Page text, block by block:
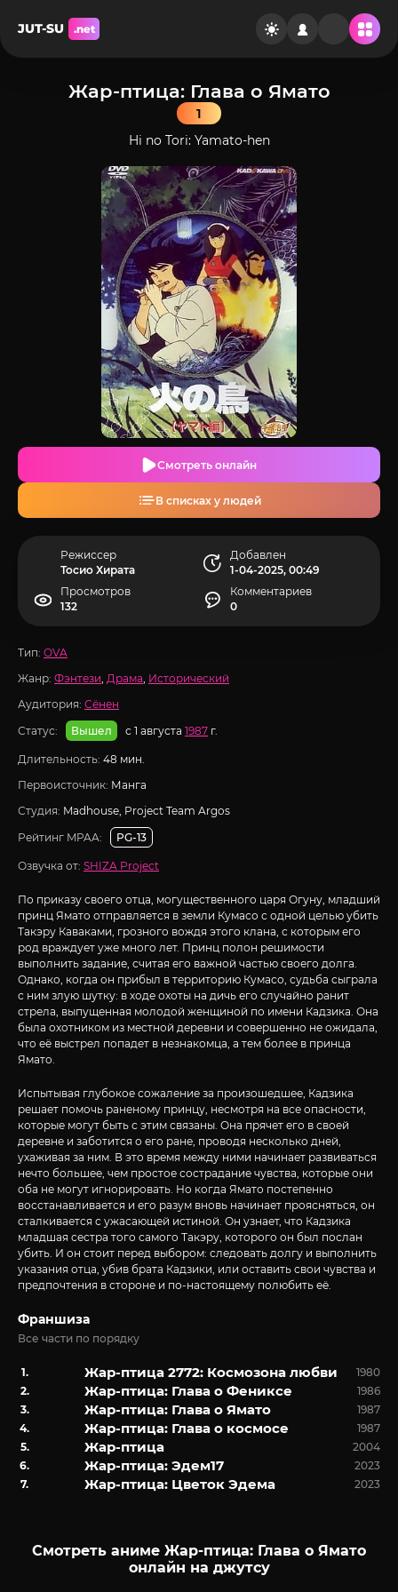
JUT-SU .net
Жар-птица: Глава о Ямато
1
Hi no Tori: Yamato-hen
Смотреть онлайн
В списках у людей
Режиссер
Тосио Хирата
Добавлен
1-04-2025, 00:49
Просмотров
132
Комментариев
0
Тип: OVA
Жанр: Фэнтези, Драма, Исторический
Аудитория: Сёнен
Статус:
Вышел с 1 августа 1987 г.
Длительность: 48 мин.
Первоисточник: Манга
Студия: Madhouse, Project Team Argos
Рейтинг MPAA:
PG-13
Озвучка от: SHIZA Project
По приказу своего отца, могущественного царя Огуну, младший
принц Ямато отправляется в земли Кумасо с одной целью убить
Такэру Каваками, грозного вождя этого клана, с которым его
род враждует уже много лет. Принц полон решимости
выполнить задание, считая его важной частью своего долга.
Однако, когда он прибыл в территорию Кумасо, судьба сыграла
с ним злую шутку: в ходе охоты на дичь его случайно ранит
стрела, выпущенная молодой женщиной по имени Кадзика. Она
была охотником из местной деревни и совершенно не ожидала,
что её выстрел попадет в незнакомца, а тем более в принца
Ямато.
Испытывая глубокое сожаление за произошедшее, Кадзика
решает помочь раненому принцу, несмотря на все опасности,
которые могут быть с этим связаны. Она прячет его в своей
деревне и заботится о его ране, проводя несколько дней,
ухаживая за ним. В это время между ними начинает развиваться
нечто большее, чем простое сострадание чувства, которые они
оба не могут игнорировать. Но когда Ямато постепенно
восстанавливается и его разум вновь начинает проясняться, он
сталкивается с ужасающей истиной. Он узнает, что Кадзика
младшая сестра того самого Такэру, которого он был послан
убить. И он стоит перед выбором: следовать долгу и выполнить
указания отца, убив брата Кадзики, или оставить свои чувства и
предпочтения в стороне и по-настоящему полюбить её.
Франшиза
Все части по порядку
Жар-птица 2772: Космозона любви 1980
Жар-птица: Глава о Фениксе 1986
Жар-птица: Глава о Ямато 1987
Жар-птица: Глава о космосе 1987
Жар-птица 2004
Жар-птица: Эдем17 2023
Жар-птица: Цветок Эдема 2023
Смотреть аниме Жар-птица: Глава о Ямато
онлайн на джутсу